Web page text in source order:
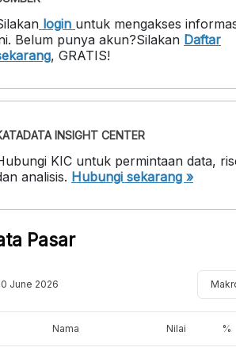
login untuk mengakses
. Belum punya akun?Silakan Daftar
, GRATIS!
INSIGHT CENTER
KIC untuk permintaan data,
analisis. Hubungi sekarang »
Pasar
June 2026
Nama Nilai %